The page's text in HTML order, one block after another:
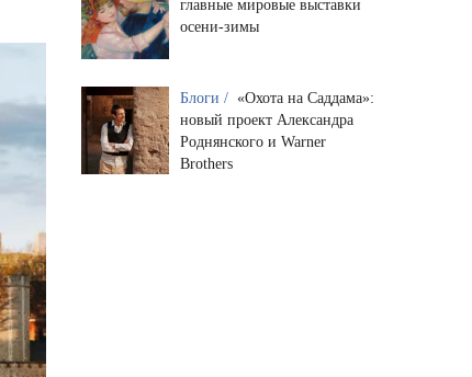
главные мировые выставки
осени-зимы
Блоги / «Охота на Саддама»:
новый проект Александра
Роднянского и Warner
Brothers